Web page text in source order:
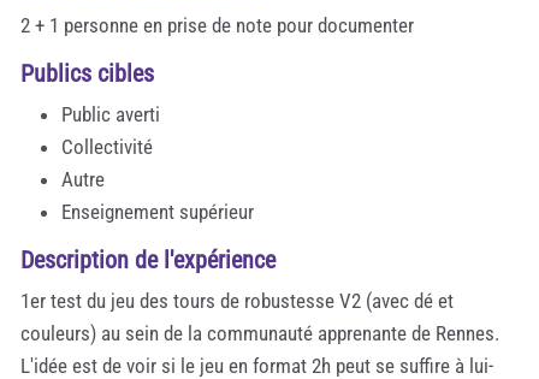
2 + 1 personne en prise de note pour documenter
Publics cibles
Public averti
Collectivité
Autre
Enseignement supérieur
Description de l'expérience
1er test du jeu des tours de robustesse V2 (avec dé et
couleurs) au sein de la communauté apprenante de Rennes.
L'idée est de voir si le jeu en format 2h peut se suffire à lui-